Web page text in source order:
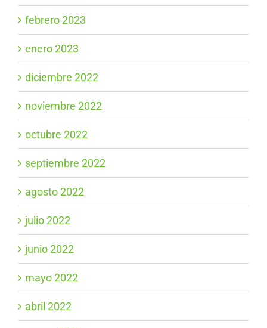
febrero 2023
enero 2023
diciembre 2022
noviembre 2022
octubre 2022
septiembre 2022
agosto 2022
julio 2022
junio 2022
mayo 2022
abril 2022